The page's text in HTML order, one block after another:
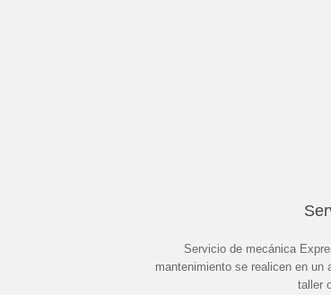
Servicio de mecánica
mantenimiento se realicen en un
taller